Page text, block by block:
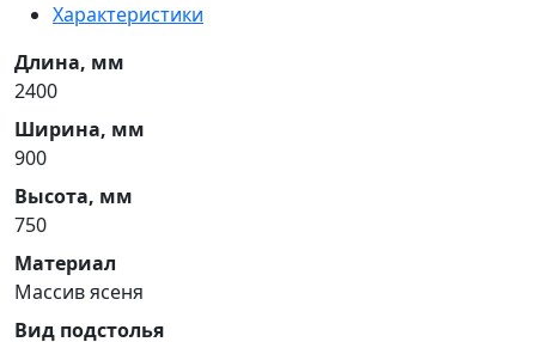
Характеристики
Длина, мм
2400
Ширина, мм
900
Высота, мм
750
Материал
Массив ясеня
Вид подстолья